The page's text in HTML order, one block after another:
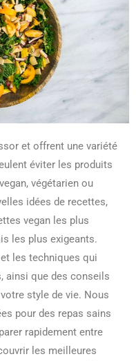
et offrent une variété
éviter les produits
végétarien ou
idées de recettes,
vegan les plus
les plus exigeants.
les techniques qui
ainsi que des conseils
style de vie. Nous
pour des repas sains
rapidement entre
les meilleures